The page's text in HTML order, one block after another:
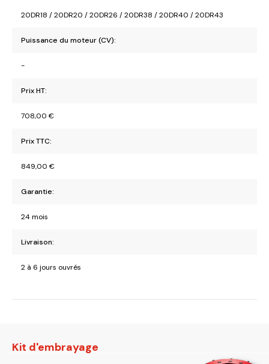
20DR18 / 20DR20 / 20DR26 / 20DR38 / 20DR40 / 20DR43
Puissance du moteur (CV):
-
Prix HT:
708,00 €
Prix TTC:
849,00 €
Garantie:
24 mois
Livraison:
2 à 6 jours ouvrés
Kit d'embrayage